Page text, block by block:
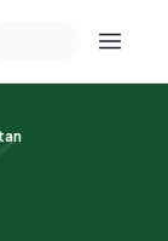
sesi akun